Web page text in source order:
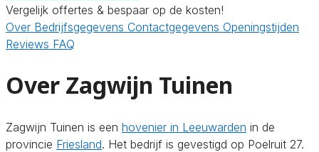
Vergelijk offertes & bespaar op de kosten!
Over Bedrijfsgegevens Contactgegevens Openingstijden
Reviews FAQ
Over Zagwijn Tuinen
Zagwijn Tuinen is een hovenier in Leeuwarden in de
provincie Friesland. Het bedrijf is gevestigd op Poelruit 27.